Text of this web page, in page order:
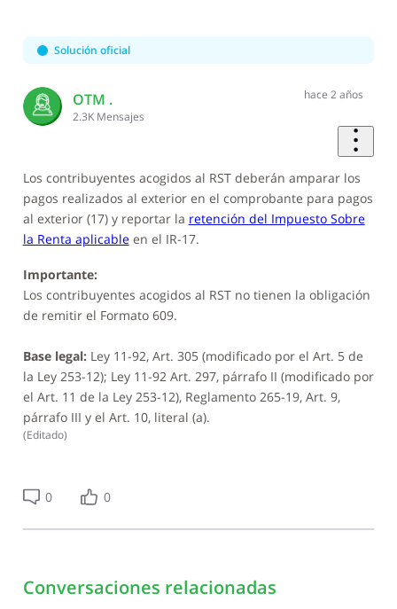
First
Solución oficial
OTM .
2.3K Mensajes
hace 2 años
Los contribuyentes acogidos al RST deberán amparar los
pagos realizados al exterior en el comprobante para pagos
al exterior (17) y reportar la retención del Impuesto Sobre
la Renta aplicable en el IR-17.
Importante:
Los contribuyentes acogidos al RST no tienen la obligación
de remitir el Formato 609.
Base legal:Ley 11-92, Art. 305 (modificado por el Art. 5 de
la Ley 253-12); Ley 11-92 Art. 297, párrafo II (modificado por
el Art. 11 de la Ley 253-12), Reglamento 265-19, Art. 9,
párrafo III y el Art. 10, literal (a).
(Editado)
0 0
Conversaciones relacionadas